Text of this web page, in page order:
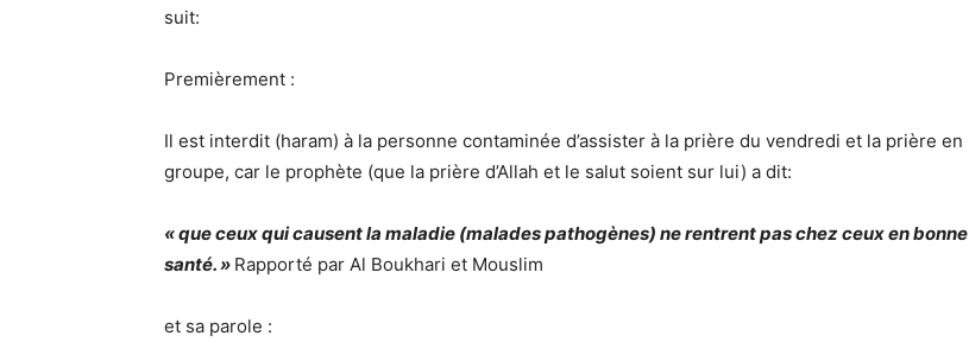
suit:
Premièrement :
Il est interdit (haram) à la personne contaminée d’assister à la prière du vendredi et la prière en
groupe, car le prophète (que la prière d’Allah et le salut soient sur lui) a dit:
« que ceux qui causent la maladie (malades pathogènes) ne rentrent pas chez ceux en bonne
santé. » Rapporté par Al Boukhari et Mouslim
et sa parole :